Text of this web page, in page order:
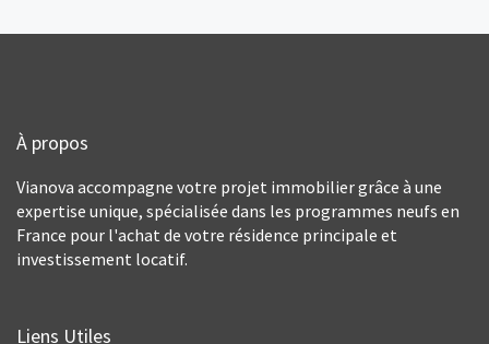
À propos
Vianova accompagne votre projet immobilier grâce à une
expertise unique, spécialisée dans les programmes neufs en
France pour l'achat de votre résidence principale et
investissement locatif.
Liens Utiles